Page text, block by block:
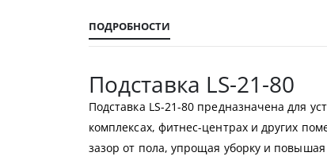
началу
галереи
изображений
ПОДРОБНОСТИ
Подставка LS-21-80
Подставка LS-21-80 предназначена для
комплексах, фитнес-центрах и других
зазор от пола, упрощая уборку и